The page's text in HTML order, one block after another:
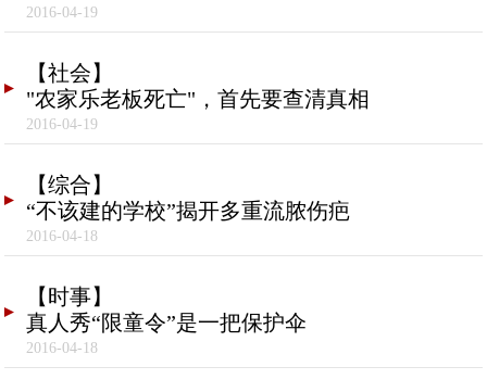
2016-04-19
【社会】
"农家乐老板死亡"，首先要查清真相
2016-04-19
【综合】
“不该建的学校”揭开多重流脓伤疤
2016-04-18
【时事】
真人秀“限童令”是一把保护伞
2016-04-18